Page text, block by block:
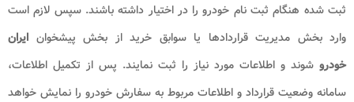
ثبت شده هنگام ثبت نام خودرو را در اختیار داشته باشند. سپس لازم است
وارد بخش مدیریت قراردادها یا سوابق خرید از بخش پیشخوان ایران
خودرو شوند و اطلاعات مورد نیاز را ثبت نمایند. پس از تکمیل اطلاعات،
سامانه وضعیت قرارداد و اطلاعات مربوط به سفارش خودرو را نمایش خواهد